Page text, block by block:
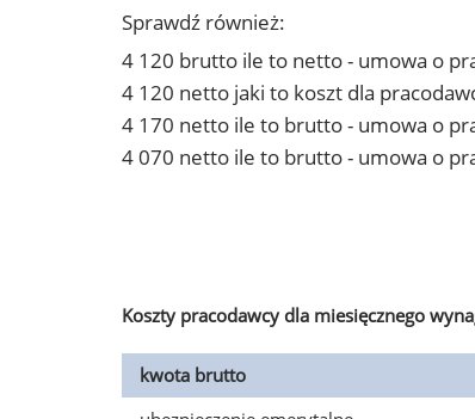
Sprawdź również:
4 120 brutto ile to netto - umowa o
4 120 netto jaki to koszt dla
4 170 netto ile to brutto - umowa o
4 070 netto ile to brutto - umowa o
Koszty pracodawcy dla miesięcznego
kwota brutto